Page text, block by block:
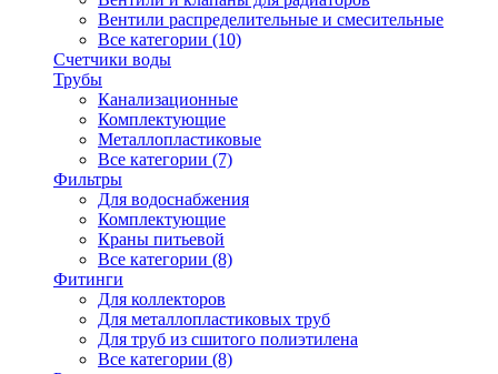
Вентили распределительные и смесительные
Все категории (10)
Счетчики воды
Трубы
Канализационные
Комплектующие
Металлопластиковые
Все категории (7)
Фильтры
Для водоснабжения
Комплектующие
Краны питьевой
Все категории (8)
Фитинги
Для коллекторов
Для металлопластиковых труб
Для труб из сшитого полиэтилена
Все категории (8)